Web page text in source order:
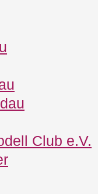
Club e.V.